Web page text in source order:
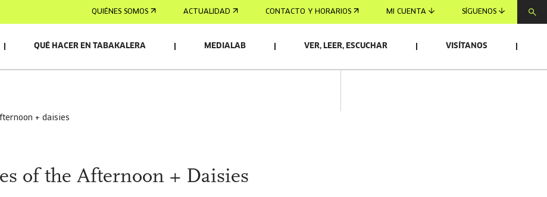
QUIÉNES SOMOS ACTUALIDAD CONTACTO Y HORARIOS MI CUENTA SÍGUENOS
QUÉ HACER EN TABAKALERA MEDIALAB VER, LEER, ESCUCHAR VISÍTANOS
+ daisies
of the Afternoon + Daisies